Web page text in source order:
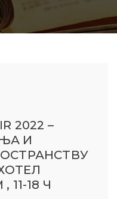
2022 –
И
18 Ч